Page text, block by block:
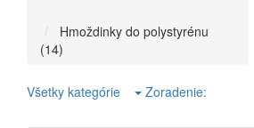
Hmoždinky do polystyrénu
(14)
Všetky kategórie Zoradenie: